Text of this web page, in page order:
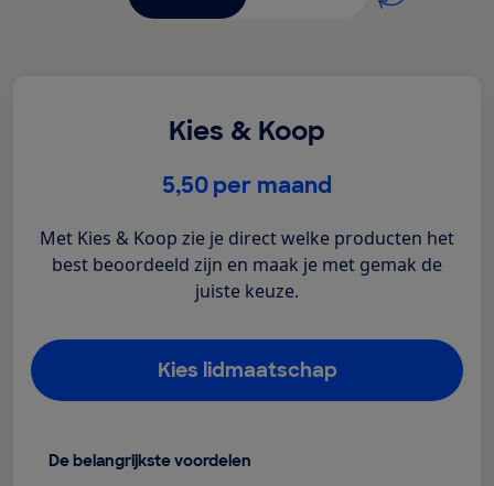
Kies & Koop
€
5,50per maand
Met Kies & Koop zie je direct welke producten het
best beoordeeld zijn en maak je met gemak de
juiste keuze.
Kies lidmaatschap
De belangrijkste voordelen